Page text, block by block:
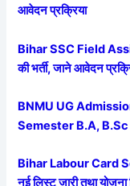
आवेदन प्रक्रिया
Bihar SSC Field
की भर्ती, जाने आवेदन
BNMU UG
Semester B.A, B.Sc
Bihar Labour Card